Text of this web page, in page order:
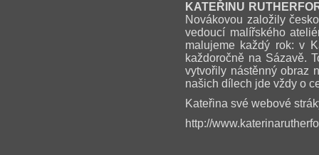
KATEŘINU
Novákovou založily
vedoucí malířského
malujeme každý rok: v
každoročně na Sázavě.
vytvořily nástěnný obraz
našich dílech jde vždy o
Kateřina své webové
http://